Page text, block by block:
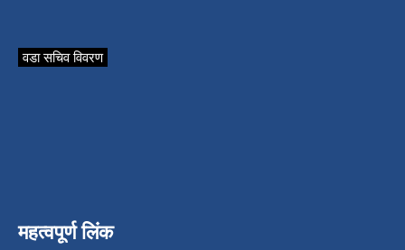
वडा सचिव विवरण
महत्वपूर्ण लिंक